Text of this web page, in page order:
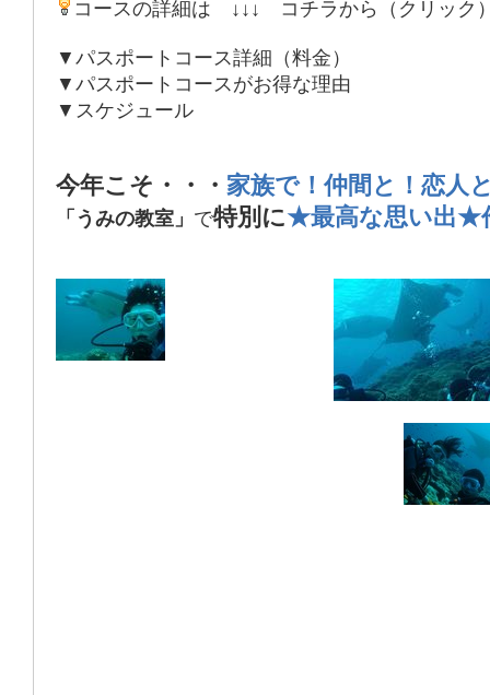
コースの詳細は ↓↓↓ コチラから（クリック
▼パスポートコース詳細（料金）
▼パスポートコースがお得な理由
▼スケジュール
今年こそ・・・ 家族で！仲間と！恋人
「うみの教室」 で特別に★最高な思い出★